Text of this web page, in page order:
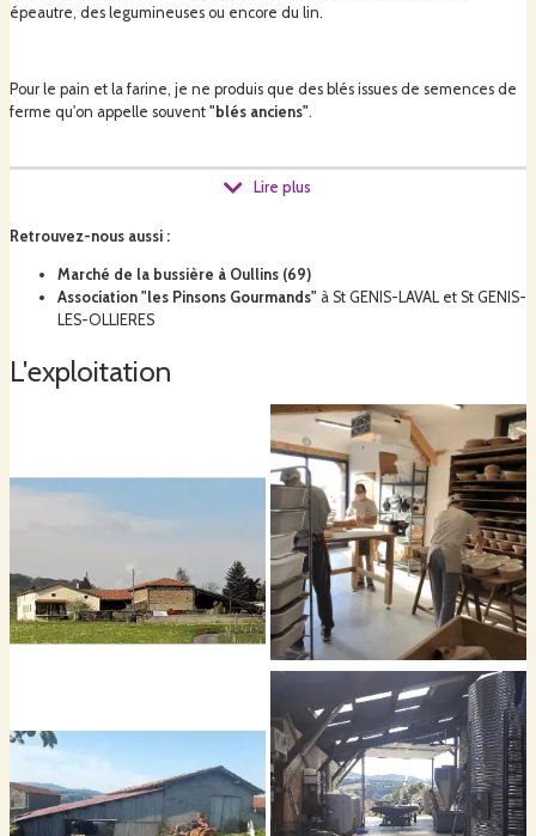
épeautre, des legumineuses ou encore du lin.
Pour le pain et la farine, je ne produis que des blés issues de semences de
ferme qu'on appelle souvent "blés anciens".
Equipé d'un petit moulin à meule de pierre, je produis une
Je propose une gamme depains et de lafarine
l'huile de lin et des légumineuses quand la moisson est bonne.
Lire plus
Retrouvez-nous aussi :
Marché de la bussière à Oullins (69)
Association "les Pinsons Gourmands" à St GENIS-LAVAL et St GENIS-
LES-OLLIERES
L'exploitation